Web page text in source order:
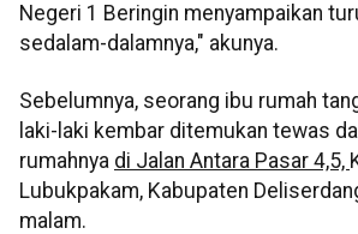
Negeri 1 Beringin menyampaikan
sedalam-dalamnya," akunya.
Sebelumnya, seorang ibu rumah
laki-laki kembar ditemukan tewas
rumahnya di Jalan Antara Pasar 4,5,
Lubukpakam, Kabupaten
malam.